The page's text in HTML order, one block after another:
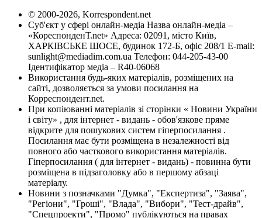
© 2000-2026, Korrespondent.net
Суб'єкт у сфері онлайн-медіа Назва онлайн-медіа –
«КореспонденТ.net» Адреса: 02091, місто Київ,
ХАРКІВСЬКЕ ШОСЕ, будинок 172-Б, офіс 208/1 E-mail:
sunlight@mediadim.com.ua Телефон: 044-205-43-00
Ідентифікатор медіа – R40-06068
Використання будь-яких матеріалів, розміщених на
сайті, дозволяється за умови посилання на
Корреспондент.net.
При копіюванні матеріалів зі сторінки « Новини України
і світу» , для інтернет - видань - обов'язкове пряме
відкрите для пошукових систем гіперпосилання .
Посилання має бути розміщена в незалежності від
повного або часткового використання матеріалів.
Гіперпосилання ( для інтернет - видань) - повинна бути
розміщена в підзаголовку або в першому абзаці
матеріалу.
Новини з позначками "Думка", "Експертиза", "Заява",
"Регіони", "Гроші", "Влада", "Вибори", "Тест-драйв",
"Спецпроекти", "Промо" публікуються на правах